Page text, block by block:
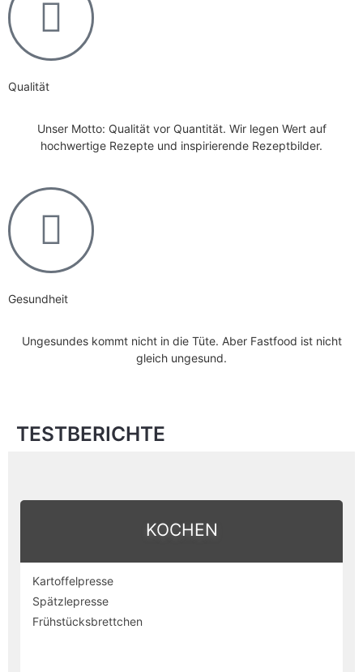
Qualität
Unser Motto: Qualität vor Quantität. Wir legen Wert auf
hochwertige Rezepte und inspirierende Rezeptbilder.
Gesundheit
Ungesundes kommt nicht in die Tüte. Aber Fastfood ist nicht
gleich ungesund.
TESTBERICHTE
KOCHEN
Kartoffelpresse
Spätzlepresse
Frühstücksbrettchen